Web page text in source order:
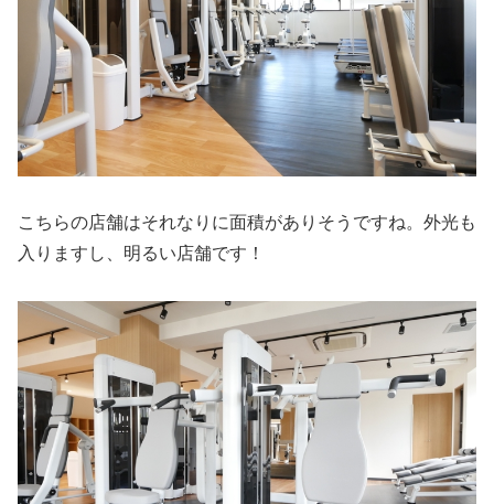
こちらの店舗はそれなりに面積がありそうですね。外光も
入りますし、明るい店舗です！